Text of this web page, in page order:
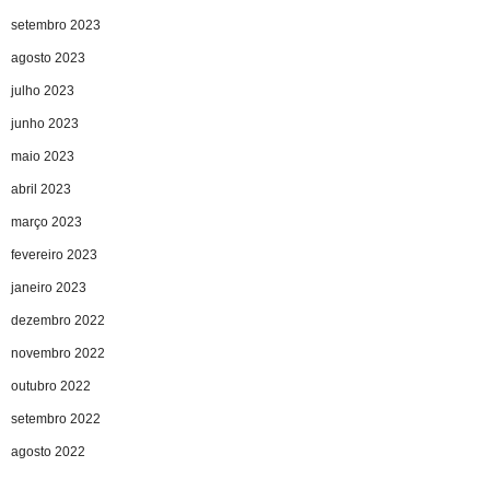
setembro 2023
agosto 2023
julho 2023
junho 2023
maio 2023
abril 2023
março 2023
fevereiro 2023
janeiro 2023
dezembro 2022
novembro 2022
outubro 2022
setembro 2022
agosto 2022